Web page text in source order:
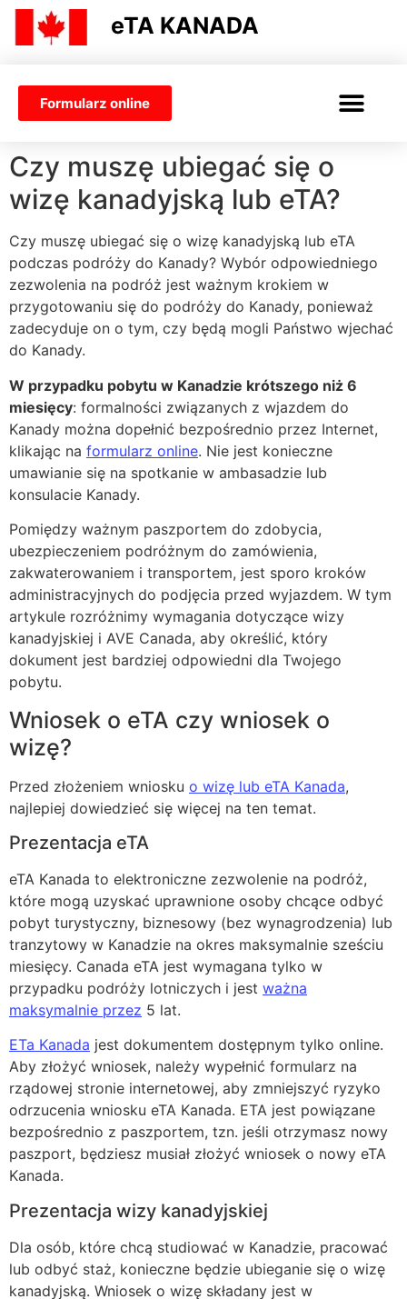
eTA KANADA
Formularz online
Czy muszę ubiegać się o
wizę kanadyjską lub eTA?
Czy muszę ubiegać się o wizę kanadyjską lub eTA
podczas podróży do Kanady? Wybór odpowiedniego
zezwolenia na podróż jest ważnym krokiem w
przygotowaniu się do podróży do Kanady, ponieważ
zadecyduje on o tym, czy będą mogli Państwo wjechać
do Kanady.
W przypadku pobytu w Kanadzie krótszego niż 6
miesięcy: formalności związanych z wjazdem do
Kanady można dopełnić bezpośrednio przez Internet,
klikając na formularz online. Nie jest konieczne
umawianie się na spotkanie w ambasadzie lub
konsulacie Kanady.
Pomiędzy ważnym paszportem do zdobycia,
ubezpieczeniem podróżnym do zamówienia,
zakwaterowaniem i transportem, jest sporo kroków
administracyjnych do podjęcia przed wyjazdem. W tym
artykule rozróżnimy wymagania dotyczące wizy
kanadyjskiej i AVE Canada, aby określić, który
dokument jest bardziej odpowiedni dla Twojego
pobytu.
Wniosek o eTA czy wniosek o
wizę?
Przed złożeniem wniosku o wizę lub eTA Kanada,
najlepiej dowiedzieć się więcej na ten temat.
Prezentacja eTA
eTA Kanada to elektroniczne zezwolenie na podróż,
które mogą uzyskać uprawnione osoby chcące odbyć
pobyt turystyczny, biznesowy (bez wynagrodzenia) lub
tranzytowy w Kanadzie na okres maksymalnie sześciu
miesięcy. Canada eTA jest wymagana tylko w
przypadku podróży lotniczych i jest ważna
maksymalnie przez 5 lat.
ETa Kanada jest dokumentem dostępnym tylko online.
Aby złożyć wniosek, należy wypełnić formularz na
rządowej stronie internetowej, aby zmniejszyć ryzyko
odrzucenia wniosku eTA Kanada. ETA jest powiązane
bezpośrednio z paszportem, tzn. jeśli otrzymasz nowy
paszport, będziesz musiał złożyć wniosek o nowy eTA
Kanada.
Prezentacja wizy kanadyjskiej
Dla osób, które chcą studiować w Kanadzie, pracować
lub odbyć staż, konieczne będzie ubieganie się o wizę
kanadyjską. Wniosek o wizę składany jest w